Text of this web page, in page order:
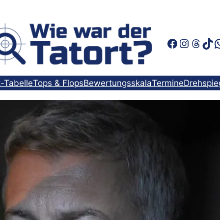
Facebook
TabelleTops & FlopsBewertungsskalaTermine